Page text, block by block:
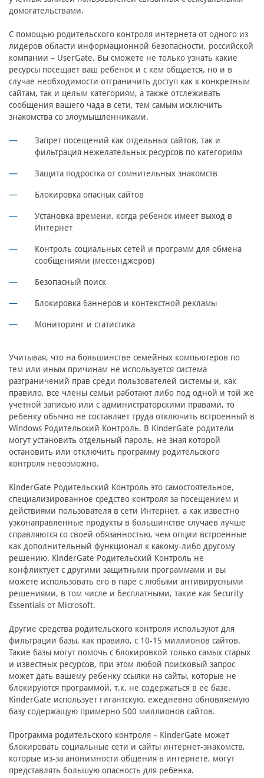
домогательствами.
С помощью родительского контроля интернета от одного из
лидеров области информационной безопасности, российской
компании – UserGate. Вы сможете не только узнать какие
ресурсы посещает ваш ребенок и с кем общается, но и в
случае необходимости отграничить доступ как к конкретным
сайтам, так и целым категориям, а также отслеживать
сообщения вашего чада в сети, тем самым исключить
знакомства со злоумышленниками.
Запрет посещений как отдельных сайтов, так и
фильтрация нежелательных ресурсов по категориям
Защита подростка от сомнительных знакомств
Блокировка опасных сайтов
Установка времени, когда ребенок имеет выход в
Интернет
Контроль социальных сетей и программ для обмена
сообщениями (мессенджеров)
Безопасный поиск
Блокировка баннеров и контекстной рекламы
Мониторинг и статистика
Учитывая, что на большинстве семейных компьютеров по
тем или иным причинам не используется система
разграничений прав среди пользователей системы и, как
правило, все члены семьи работают либо под одной и той же
учетной записью или с администраторскими правами, то
ребенку обычно не составляет труда отключить встроенный в
Windows Родительский Контроль. В KinderGate родители
могут установить отдельный пароль, не зная которой
остановить или отключить программу родительского
контроля невозможно.
KinderGate Родительский Контроль это самостоятельное,
специализированное средство контроля за посещением и
действиями пользователя в сети Интернет, а как известно
узконаправленные продукты в большинстве случаев лучше
справляются со своей обязанностью, чем опции встроенные
как дополнительный функционал к какому-либо другому
решению. KinderGate Родительский Контроль не
конфликтует с другими защитными программами и вы
можете использовать его в паре с любыми антивирусными
решениями, в том числе и бесплатными, такие как Security
Essentials от Microsoft.
Другие средства родительского контроля используют для
фильтрации базы, как правило, с 10-15 миллионов сайтов.
Такие базы могут помочь с блокировкой только самых старых
и известных ресурсов, при этом любой поисковый запрос
может дать вашему ребенку ссылки на сайты, которые не
блокируются программой, т.к. не содержаться в ее базе.
KinderGate использует гигантскую, ежедневно обновляемую
базу содержащую примерно 500 миллионов сайтов.
Программа родительского контроля – KinderGate может
блокировать социальные сети и сайты интернет-знакомств,
которые из-за анонимности общения в интернете, могут
представлять большую опасность для ребенка.